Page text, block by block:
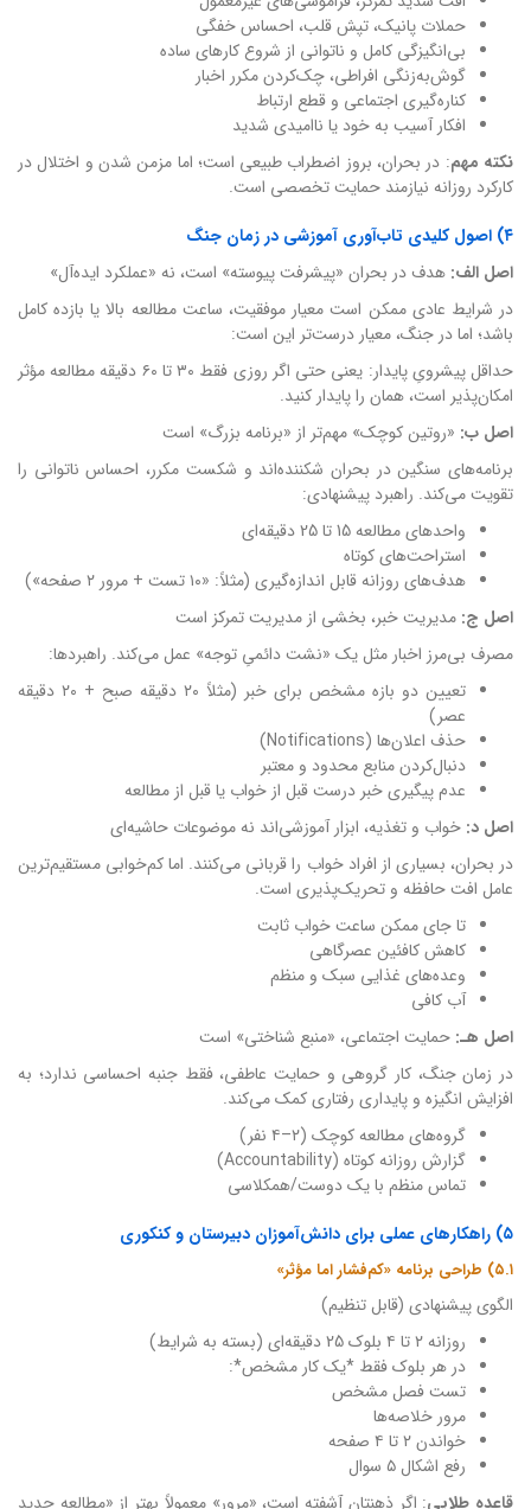
حملات پانیک، تپش قلب، احساس خفگی
بی‌انگیزگی کامل و ناتوانی از شروع کارهای ساده
گوش‌به‌زنگی افراطی، چک‌کردن مکرر اخبار
کناره‌گیری اجتماعی و قطع ارتباط
افکار آسیب به خود یا ناامیدی شدید
نکته مهم: در بحران، بروز اضطراب طبیعی است؛ اما مزمن شدن و اختلال در
کارکرد روزانه نیازمند حمایت تخصصی است.
۴) اصول کلیدی تاب‌آوری آموزشی در زمان جنگ
اصل الف: هدف در بحران «پیشرفت پیوسته» است، نه «عملکرد ایده‌آل»
در شرایط عادی ممکن است معیار موفقیت، ساعت مطالعه بالا یا بازده کامل
باشد؛ اما در جنگ، معیار درست‌تر این است:
حداقل پیشرویِ پایدار: یعنی حتی اگر روزی فقط ۳۰ تا ۶۰ دقیقه مطالعه مؤثر
امکان‌پذیر است، همان را پایدار کنید.
اصل ب: «روتین کوچک» مهم‌تر از «برنامه بزرگ» است
برنامه‌های سنگین در بحران شکننده‌اند و شکست مکرر، احساس ناتوانی را
تقویت می‌کند. راهبرد پیشنهادی:
واحدهای مطالعه 15 تا 25 دقیقه‌ای
استراحت‌های کوتاه
هدف‌های روزانه قابل اندازه‌گیری (مثلاً: «۱۰ تست + مرور ۲ صفحه»)
اصل ج: مدیریت خبر، بخشی از مدیریت تمرکز است
مصرف بی‌مرز اخبار مثل یک «نشت دائمیِ توجه» عمل می‌کند. راهبردها:
تعیین دو بازه مشخص برای خبر (مثلاً ۲۰ دقیقه صبح + ۲۰ دقیقه
عصر)
حذف اعلان‌ها (Notifications)
دنبال‌کردن منابع محدود و معتبر
عدم پیگیری خبر درست قبل از خواب یا قبل از مطالعه
اصل د: خواب و تغذیه، ابزار آموزشی‌اند نه موضوعات حاشیه‌ای
در بحران، بسیاری از افراد خواب را قربانی می‌کنند. اما کم‌خوابی مستقیم‌ترین
عامل افت حافظه و تحریک‌پذیری است.
تا جای ممکن ساعت خواب ثابت
کاهش کافئین عصرگاهی
وعده‌های غذایی سبک و منظم
آب کافی
اصل هـ: حمایت اجتماعی، «منبع شناختی» است
در زمان جنگ، کار گروهی و حمایت عاطفی، فقط جنبه احساسی ندارد؛ به
افزایش انگیزه و پایداری رفتاری کمک می‌کند.
گروه‌های مطالعه کوچک (۲–۴ نفر)
گزارش روزانه کوتاه (Accountability)
تماس منظم با یک دوست/همکلاسی
۵) راهکارهای عملی برای دانش‌آموزان دبیرستان و کنکوری
۵.۱) طراحی برنامه «کم‌فشار اما مؤثر»
الگوی پیشنهادی (قابل تنظیم)
روزانه ۲ تا ۴ بلوک 25 دقیقه‌ای (بسته به شرایط)
در هر بلوک فقط *یک کار مشخص*:
تست فصل مشخص
مرور خلاصه‌ها
خواندن ۲ تا ۴ صفحه
رفع اشکال ۵ سوال
قاعده طلایی: اگر ذهنتان آشفته است، «مرور» معمولاً بهتر از «مطالعه جدید